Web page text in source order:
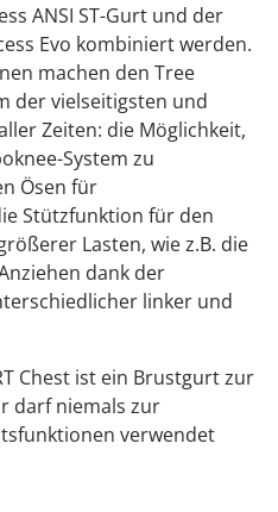
ANSI ST-Gurt und der
Evo kombiniert werden.
machen den Tree
der vielseitigsten und
Zeiten: die Möglichkeit,
System zu
Ösen für
Stützfunktion für den
Lasten, wie z.B. die
dank der
linker und
Chest ist ein Brustgurt zur
darf niemals zur
verwendet